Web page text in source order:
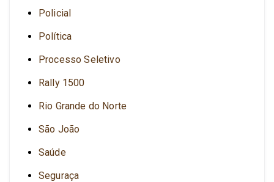
Policial
Política
Processo Seletivo
Rally 1500
Rio Grande do Norte
São João
Saúde
Seguraça